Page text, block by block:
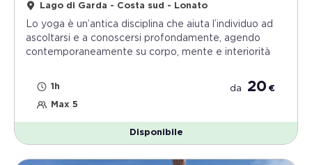
Lago di Garda - Costa sud - Lonato
Lo yoga è un’antica disciplina che aiuta l’individuo ad
ascoltarsi e a conoscersi profondamente, agendo
contemporaneamente su corpo, mente e interiorità
1h
Max 5
da 20 €
Disponibile